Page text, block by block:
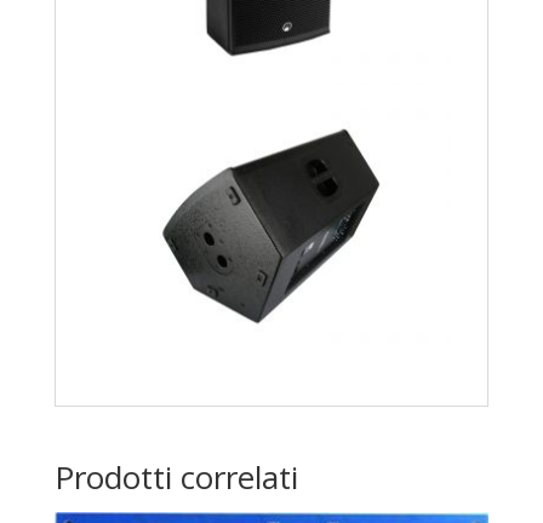
Prodotti correlati